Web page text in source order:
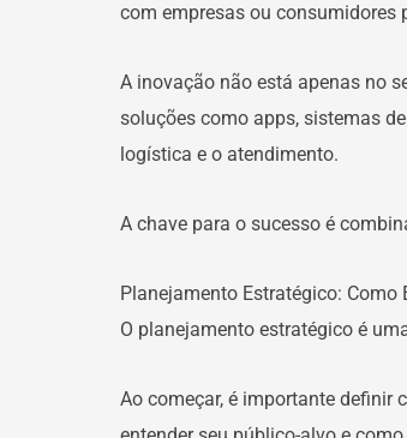
com empresas ou consumidores
A inovação não está apenas no
soluções como apps, sistemas
logística e o atendimento.
A chave para o sucesso é
Planejamento Estratégico:
O planejamento estratégico é
Ao começar, é importante definir